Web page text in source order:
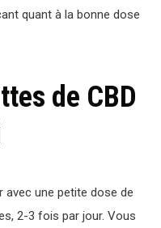
quant à la bonne dose
de CBD
une petite dose de
2-3 fois par jour. Vous